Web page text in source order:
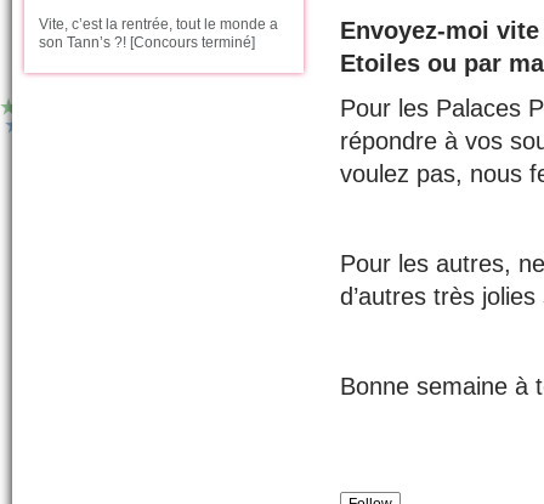
Vite, c’est la rentrée, tout le monde a
son Tann’s ?! [Concours terminé]
Envoyez-moi
Etoiles ou par
Pour les Palaces
répondre à vos
voulez pas, nous
Pour les autres,
d’autres très
Bonne semaine à